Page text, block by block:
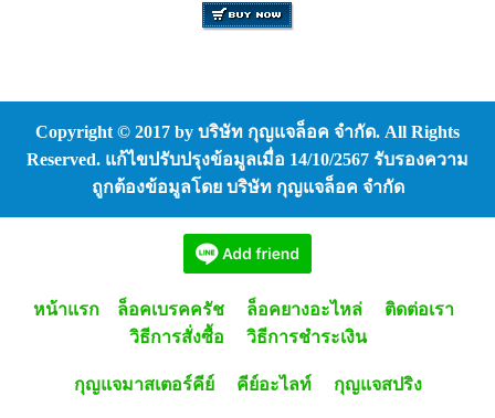
Copyright © 2017 by บริษัท กุญแจล็อค จำกัด. All Rights
Reserved. แก้ไขปรับปรุงข้อมูลเมื่อ 14/10/2567 รับรองความ
ถูกต้องข้อมูลโดย บริษัท กุญแจล็อค จำกัด
หน้าแรก ล็อคเบรคครัช ล็อคยางอะไหล่
ติดต่อเรา
วิธีการสั่งซื้อ
วิธีการชำระเงิน
กุญแจมาสเตอร์คีย์ คีย์อะไลท์ กุญแจสปริง